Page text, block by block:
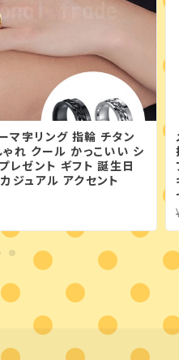
マ字リング 指輪 チタン
ゃれ クール かっこいい シ
レゼント ギフト 誕生日
ジュアル アクセント